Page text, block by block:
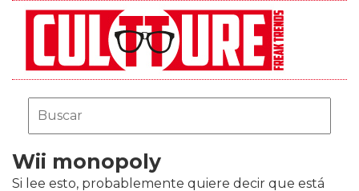
Wii monopoly
Si lee esto, probablemente quiere decir que está